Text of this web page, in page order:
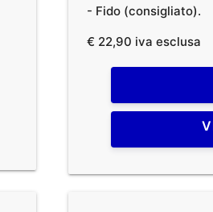
- Fido (consigliato).
€ 22,90 iva esclusa